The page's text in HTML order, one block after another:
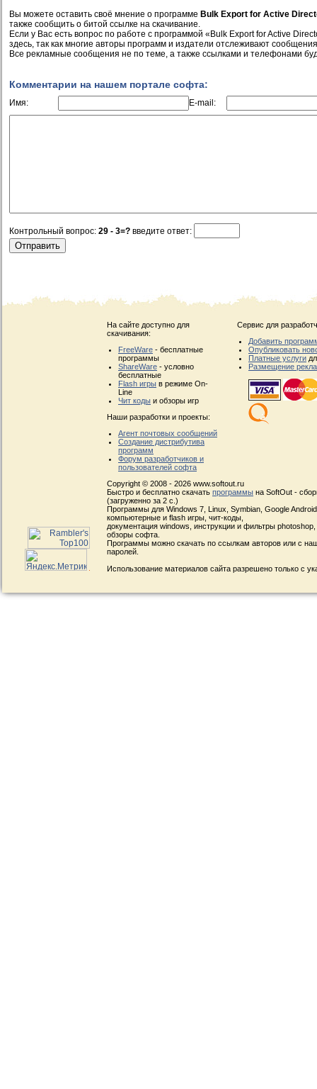
Вы можете оставить своё мнение о программе Bulk Export for Active
также сообщить о битой ссылке на скачивание.
Если у Вас есть вопрос по работе с программой «Bulk Export for Active
здесь, так как многие авторы программ и издатели отслеживают
Все рекламные сообщения не по теме, а также ссылками и телефонами
Комментарии на нашем портале софта:
Имя: E-mail:
Контрольный вопрос: 29 - 3=? введите ответ:
На сайте доступно для
скачивания:
FreeWare - бесплатные
программы
ShareWare - условно
бесплатные
Flash игры в режиме On-
Line
Чит коды и обзоры игр
Наши разработки и проекты:
Агент почтовых сообщений
Создание дистрибутива
программ
Форум разработчиков и
пользователей софта
Сервис для
Добавить
Опубликовать
Платные услуги
Размещение
Copyright © 2008 - 2026 www.softout.ru
Быстро и бесплатно скачать программы на SoftOut -
(загруженно за 2 с.)
Программы для Windows 7, Linux, Symbian, Google
компьютерные и flash игры, чит-коды,
документация windows, инструкции и фильтры
обзоры софта.
Программы можно скачать по ссылкам авторов или с
паролей.
Использование материалов сайта разрешено только с